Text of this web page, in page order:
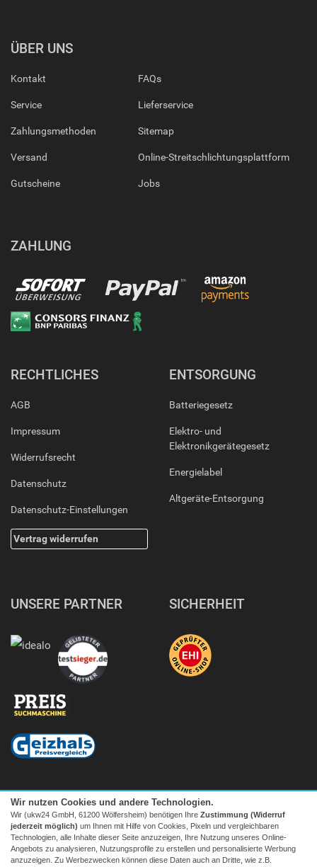
ÜBER UNS
Kontakt
Service
Zahlungsmethoden
Versand
Gutscheine
FAQs
Lieferservice
Sitemap
Online-Streitschlichtungsplattform
Jobs
ZAHLUNG
RECHTLICHES
AGB
Impressum
Widerrufsrecht
Datenschutz
Datenschutz-Einstellungen
Vertrag widerrufen
ENTSORGUNG
Batteriegesetz
Elektro- und
Elektronikgerätegesetz
Energielabel
Altgeräte-Entsorgung
UNSERE PARTNER SICHERHEIT
Wir nutzen Cookies und andere Technologien.
Wir (ukw24 GmbH, 61200 Wölfersheim) benötigen Ihre Zustimmung (Widerruf
jederzeit möglich) um Ihnen mit Hilfe von Cookies, Pixeln und vergleichbaren
Technologien, alle Inhalte dieser Seite anzuzeigen, Ihre Nutzung unseres Online-
Angebots zu analysieren, Nutzungsprofile zu erstellen und personalisierte Werbung
anzuzeigen. Zu Werbezwecken können diese Daten auch an Dritte, wie z.B.